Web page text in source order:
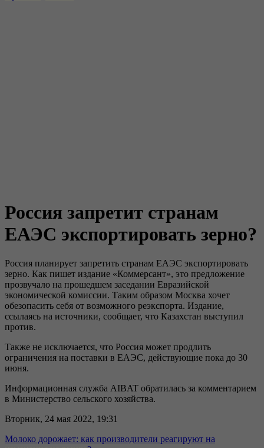
Россия запретит странам
ЕАЭС экспортировать зерно?
Россия планирует запретить странам ЕАЭС экспортировать
зерно. Как пишет издание «Коммерсант», это предложение
прозвучало на прошедшем заседании Евразийской
экономической комиссии. Таким образом Москва хочет
обезопасить себя от возможного реэкспорта. Издание,
ссылаясь на источники, сообщает, что Казахстан выступил
против.
Также не исключается, что Россия может продлить
ограничения на поставки в ЕАЭС, действующие пока до 30
июня.
Информационная служба AIBAT обратилась за комментарием
в Министерство сельского хозяйства.
Вторник, 24 мая 2022, 19:31
Молоко дорожает: как производители реагируют на